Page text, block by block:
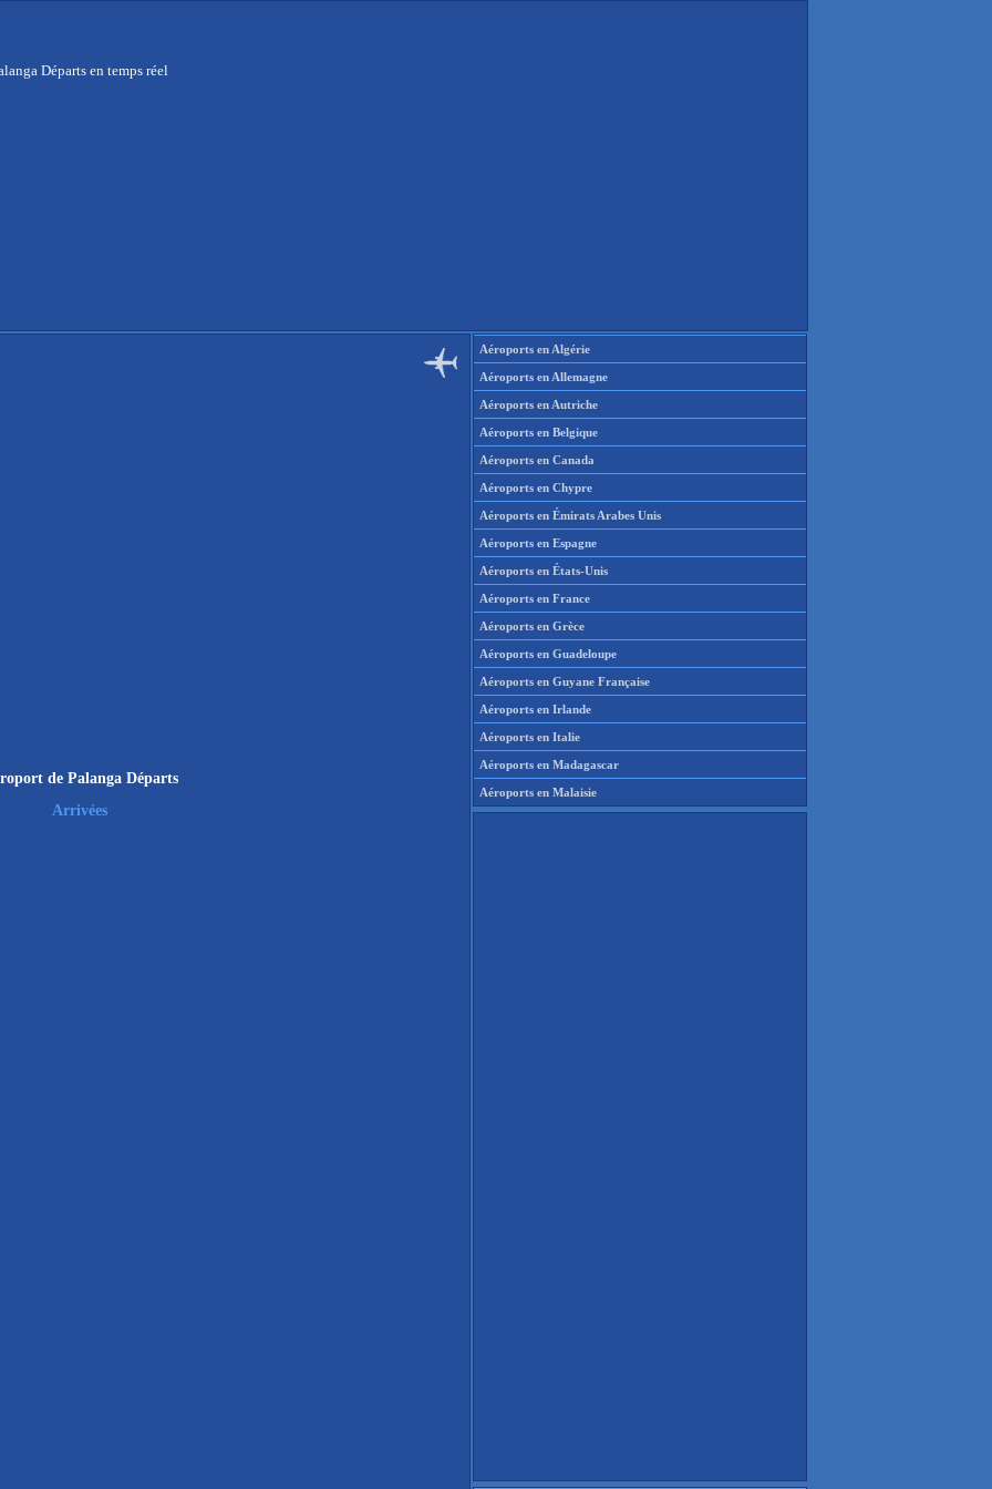
Départs en temps réel
de Palanga Départs
Arrivées
Aéroports en Algérie
Aéroports en Allemagne
Aéroports en Autriche
Aéroports en Belgique
Aéroports en Canada
Aéroports en Chypre
Aéroports en Émirats Arabes Unis
Aéroports en Espagne
Aéroports en États-Unis
Aéroports en France
Aéroports en Grèce
Aéroports en Guadeloupe
Aéroports en Guyane Française
Aéroports en Irlande
Aéroports en Italie
Aéroports en Madagascar
Aéroports en Malaisie